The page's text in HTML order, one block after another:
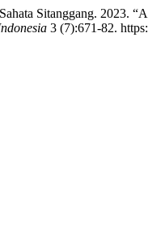
Sahata Sitanggang.
3 (7):671-82.